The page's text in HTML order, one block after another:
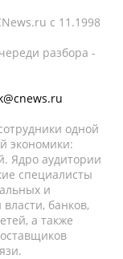
c 11.1998
разбора -
одной
экономики:
Ядро аудитории
специалисты
и
банков,
а также